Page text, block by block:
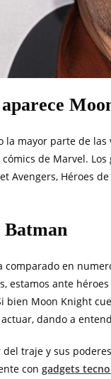
mayor parte de
de Marvel.
Avengers, Héroes
Batman
en
estamos ante
Moon Knight
dando a
traje y sus
con gadgets